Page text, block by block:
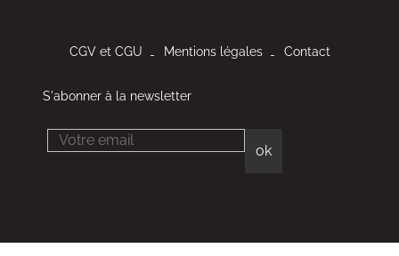
CGV et CGU Mentions légales Contact
S'abonner à la newsletter